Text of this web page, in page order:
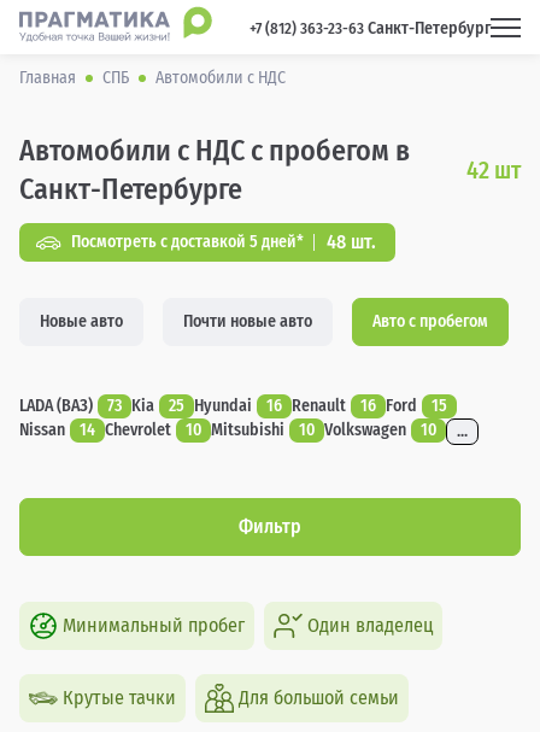
+7 (812) 363-23-63 Санкт-Петербург
Главная СПБ Автомобили с НДС
Автомобили с НДС с пробегом в
Санкт-Петербурге
42 шт
Посмотреть с доставкой 5 дней* 48 шт.
Новые авто Почти новые авто Авто с пробегом
LADA (ВАЗ) 73 Kia 25 Hyundai 16 Renault 16 Ford
15
Nissan
14 Chevrolet 10 Mitsubishi 10 Volkswagen 10 ...
Фильтр
Минимальный пробег Один владелец
Крутые тачки Для большой семьи